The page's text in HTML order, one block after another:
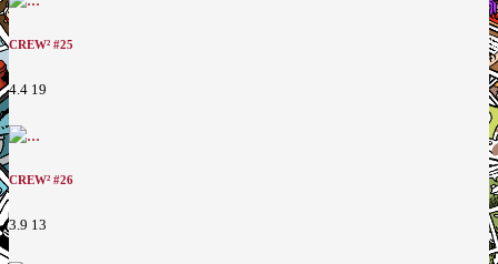
CREW² #25
4.4 19
CREW² #26
3.9 13